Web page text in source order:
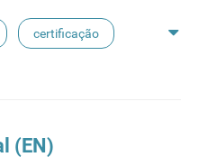
certificação
(EN)